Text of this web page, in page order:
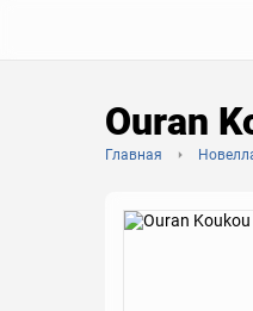
Ouran
Главная